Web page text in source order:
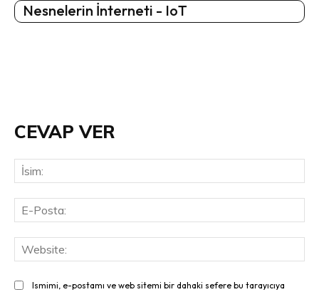
Nesnelerin İnterneti - IoT
CEVAP VER
Ismimi, e-postamı ve web sitemi bir dahaki sefere bu tarayıcıya